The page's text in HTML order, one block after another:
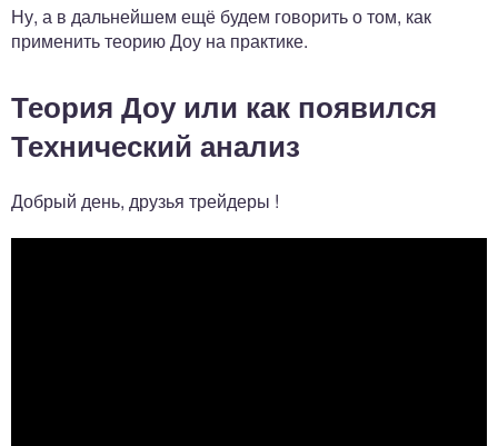
Ну, а в дальнейшем ещё будем говорить о том, как
применить теорию Доу на практике.
Теория Доу или как появился
Технический анализ
Добрый день, друзья трейдеры !